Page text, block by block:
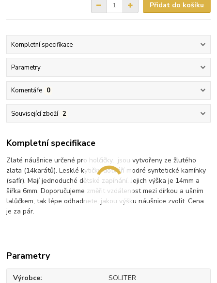
Přidat do košíku
Kompletní specifikace
Parametry
Komentáře 0
Související zboží 2
Kompletní specifikace
Zlaté náušnice určené pro holčičky, jsou vytvořeny ze žlutého
zlata (14karátů). Lesklé kytičky dotváří modré syntetické kamínky
(safír). Mají jednoduché dětské zapínání. Jejich výška je 14mm a
šířka 6mm. Doporučujeme změřit vzdálenost mezi dírkou a ušním
lalůčkem, tak lépe odhadnete, jakou výšku náušnice zvolit. Cena
je za pár.
Parametry
Výrobce SOLITER